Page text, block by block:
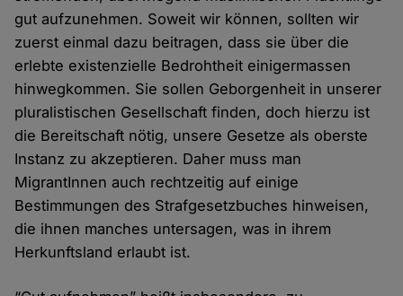
gut aufzunehmen. Soweit wir können, sollten wir
zuerst einmal dazu beitragen, dass sie über die
erlebte existenzielle Bedrohtheit einigermassen
hinwegkommen. Sie sollen Geborgenheit in unserer
pluralistischen Gesellschaft finden, doch hierzu ist
die Bereitschaft nötig, unsere Gesetze als oberste
Instanz zu akzeptieren. Daher muss man
MigrantInnen auch rechtzeitig auf einige
Bestimmungen des Strafgesetzbuches hinweisen,
die ihnen manches untersagen, was in ihrem
Herkunftsland erlaubt ist.